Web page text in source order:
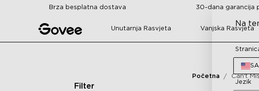
Skip to contentBrza besplatna dostava 30-dana garancija
Unutarnja Rasvjeta Vanjska Rasvjeta
Filter
Početna Can't
Na
Jezik